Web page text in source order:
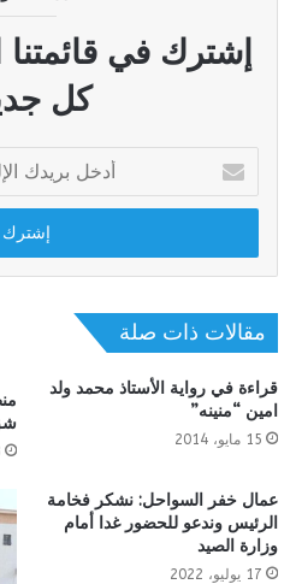
إشترك في قائمتنا
كل
بريدك
الإلكتروني
مقالات ذات صلة
قراءة في رواية الأستاذ محمد ولد
امين “منينه”
15 مايو، 2014
عمال خفر السواحل: نشكر فخامة
الرئيس وندعو للحضور غدا أمام
وزارة الصيد
17 يوليو، 2022